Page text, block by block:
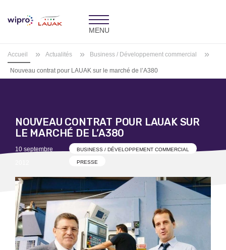
Toggle
navigation
Accueil » Actualités » Business / Développement commercial »
Nouveau contrat pour LAUAK sur le marché de l’A380
NOUVEAU CONTRAT POUR LAUAK SUR
LE MARCHÉ DE L’A380
Posted
10 septembre
BUSINESS / DÉVELOPPEMENT COMMERCIAL
PRESSE